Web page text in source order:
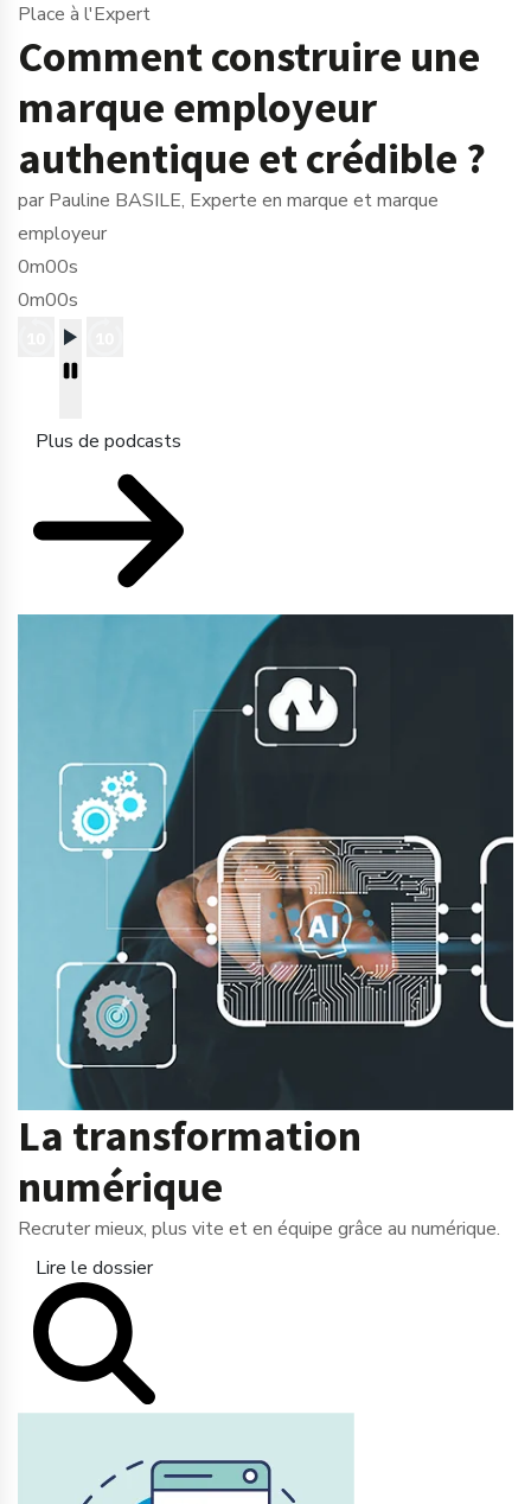
Place à l'Expert
Comment construire une
marque employeur
authentique et crédible ?
par Pauline BASILE, Experte en marque et marque
employeur
0m00s
0m00s
Plus de podcasts
La transformation
numérique
Recruter mieux, plus vite et en équipe grâce au numérique.
Lire le dossier